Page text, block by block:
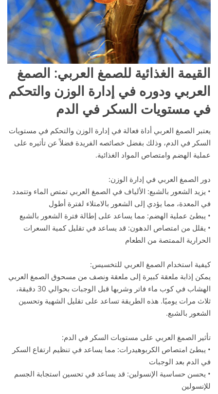
القيمة الغذائية للصمغ العربي: الصمغ
العربي ودوره في إدارة الوزن والتحكم
في مستويات السكر في الدم
يعتبر الصمغ العربي أداة فعالة في إدارة الوزن والتحكم في مستويات
السكر في الدم، وذلك بفضل خصائصه الفريدة فضلاً عن تأثيره على
عملية الهضم وامتصاص المواد الغذائية.
دور الصمغ العربي في إدارة الوزن:
• يزيد الشعور بالشبع: الألياف في الصمغ العربي تمتص الماء وتتمدد
في المعدة، مما يؤدي إلى الشعور بالامتلاء لفترة أطول
• يبطئ عملية الهضم: مما يساعد على إطالة فترة الشعور بالشبع
• يقلل من امتصاص الدهون: قد يساعد في تقليل كمية السعرات
الحرارية الممتصة من الطعام
كيفية استخدام الصمغ العربي للتخسيس:
يمكن إذابة ملعقة كبيرة إلى ملعقة ونصف من مسحوق الصمغ العربي
الهشاب في كوب ماء فاتر وشربها قبل الوجبات بحوالي 30 دقيقة،
ثلاث مرات يوميًا. هذه الطريقة تساعد على تقليل الشهية وتحسين
الشعور بالشبع.
تأثير الصمغ العربي على مستويات السكر في الدم:
• يبطئ امتصاص الكربوهيدرات: مما يساعد في تنظيم ارتفاع السكر
في الدم بعد الوجبات
• يحسن حساسية الإنسولين: قد يساعد في تحسين استجابة الجسم
للإنسولين